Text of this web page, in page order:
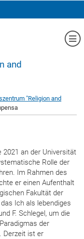
and
"Religion and
2021 an der Universität
Rolle der
Im Rahmen des
er einen Aufenthalt
Fakultät der
Ich als lebendiges
F. Schlegel, um die
der
Derzeit ist er